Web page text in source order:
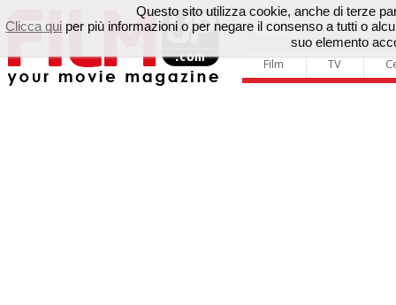
Film TV
Questo sito utilizza cookie, anche di terze
Clicca qui per più informazioni o per negare il consenso a tutti o
suo elemento